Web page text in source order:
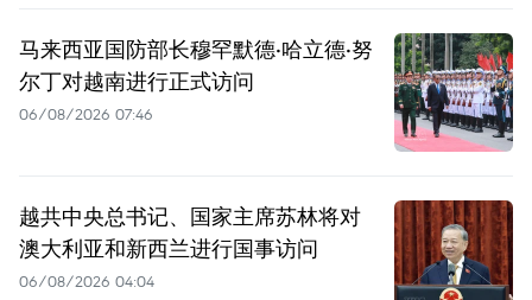
马来西亚国防部长穆罕默德·哈立德·努
尔丁对越南进行正式访问
06/08/2026 07:46
越共中央总书记、国家主席苏林将对
澳大利亚和新西兰进行国事访问
06/08/2026 04:04